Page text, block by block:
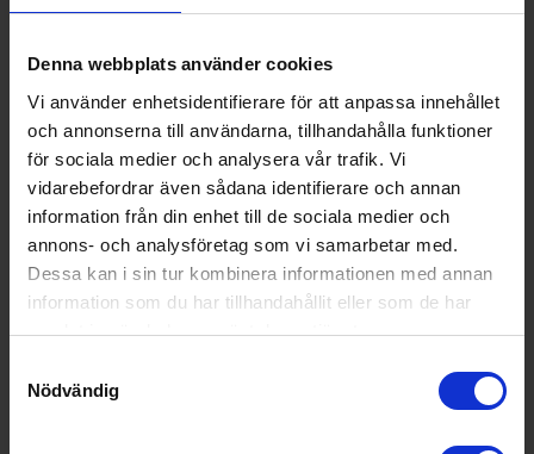
Denna webbplats använder cookies
Vi använder enhetsidentifierare för att anpassa innehållet
och annonserna till användarna, tillhandahålla funktioner
för sociala medier och analysera vår trafik. Vi
vidarebefordrar även sådana identifierare och annan
information från din enhet till de sociala medier och
annons- och analysföretag som vi samarbetar med.
Dessa kan i sin tur kombinera informationen med annan
information som du har tillhandahållit eller som de har
samlat in när du har använt deras tjänster.
Nödvändig
5 hastigheter + turbo
Med fem hastighetsnivåer får du alltid rätt kraft för uppgiften
- från att långsamt blanda ingredienser till att snabbt vispa